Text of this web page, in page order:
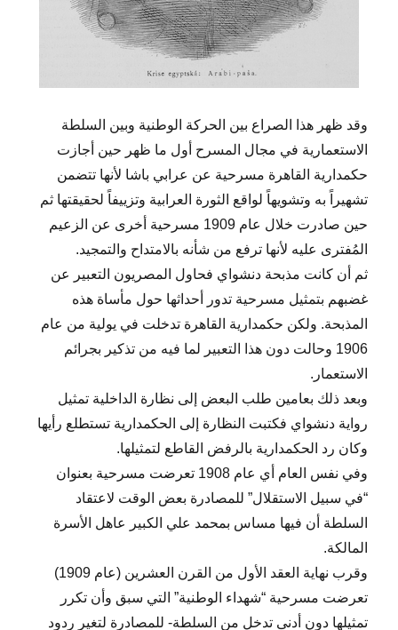
وقد ظهر هذا الصراع بين الحركة الوطنية وبين السلطة
الاستعمارية في مجال المسرح أول ما ظهر حين أجازت
حكمدارية القاهرة مسرحية عن عرابي باشا لأنها تتضمن
تشهيراً به وتشويهاً لواقع الثورة العرابية وتزييفاً لحقيقتها ثم
حين صادرت خلال عام 1909 مسرحية أخرى عن الزعيم
المُفترى عليه لأنها ترفع من شأنه بالامتداح والتمجيد.
ثم أن كانت مذبحة دنشواي فحاول المصريون التعبير عن
غضبهم بتمثيل مسرحية تدور أحداثها حول مأساة هذه
المذبحة. ولكن حكمدارية القاهرة تدخلت في يولية من عام
1906 وحالت دون هذا التعبير لما فيه من تذكير بجرائم
الاستعمار.
وبعد ذلك بعامين طلب البعض إلى نظارة الداخلية تمثيل
رواية دنشواي فكتبت النظارة إلى الحكمدارية تستطلع رأيها
وكان رد الحكمدارية بالرفض القاطع لتمثيلها.
وفي نفس العام أي عام 1908 تعرضت مسرحية بعنوان
“في سبيل الاستقلال” للمصادرة بعض الوقت لاعتقاد
السلطة أن فيها مساس بمحمد علي الكبير عاهل الأسرة
المالكة.
وقرب نهاية العقد الأول من القرن العشرين (عام 1909)
تعرضت مسرحية “شهداء الوطنية” التي سبق وأن تكرر
تمثيلها دون أدنى تدخل من السلطة- للمصادرة لتغير ردود